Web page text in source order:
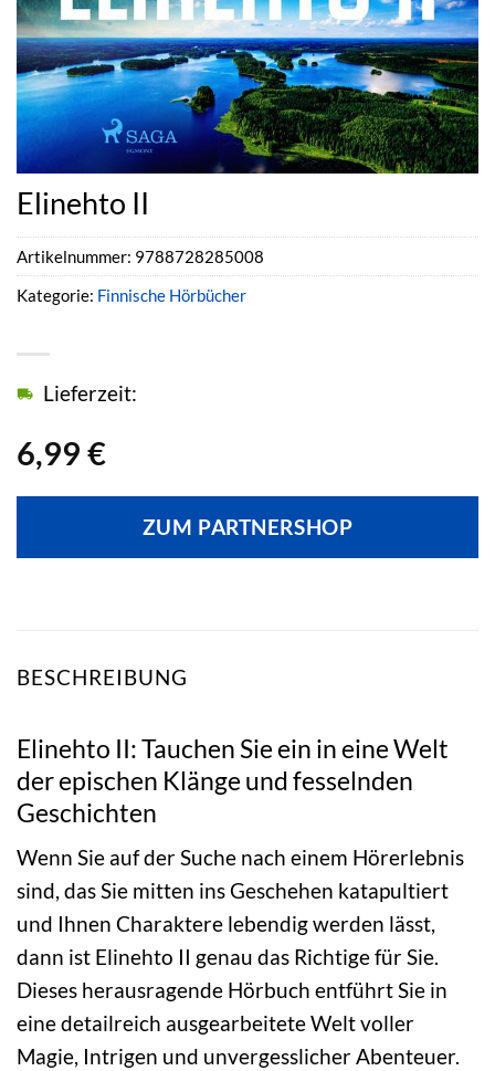
Elinehto II
6,99 €
Lieferzeit:
ZUM PARTNERSHOP
Artikelnummer: 9788728285008
Kategorie: Finnische Hörbücher
BESCHREIBUNG
Elinehto II: Tauchen Sie ein in eine Welt
der epischen Klänge und fesselnden
Geschichten
Wenn Sie auf der Suche nach einem Hörerlebnis
sind, das Sie mitten ins Geschehen katapultiert
und Ihnen Charaktere lebendig werden lässt,
dann ist Elinehto II genau das Richtige für Sie.
Dieses herausragende Hörbuch entführt Sie in
eine detailreich ausgearbeitete Welt voller
Magie, Intrigen und unvergesslicher Abenteuer.